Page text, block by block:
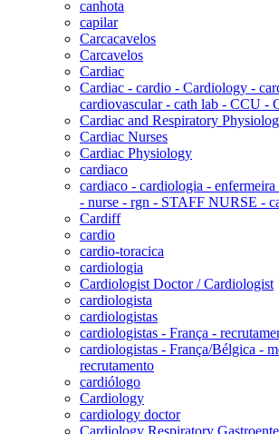
canhota
capilar
Carcacavelos
Carcavelos
Cardiac
Cardiac - cardio - Cardiology -
cardiovascular - cath lab - CCU -
Cardiac and Respiratory
Cardiac Nurses
Cardiac Physiology
cardiaco
cardiaco - cardiologia -
- nurse - rgn - STAFF NURSE -
Cardiff
cardio
cardio-toracica
cardiologia
Cardiologist Doctor / Cardiologist
cardiologista
cardiologistas
cardiologistas - França -
cardiologistas - França/Bélgica -
recrutamento
cardiólogo
Cardiology
cardiology doctor
Cardiology Respiratory